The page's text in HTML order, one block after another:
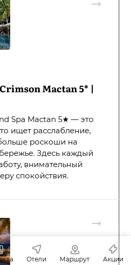
Mactan 5* |
Spa Mactan 5★ — это
ищет расслабление,
роскоши на
Здесь каждый
внимательный
спокойствия.
Отели Маршрут Акции